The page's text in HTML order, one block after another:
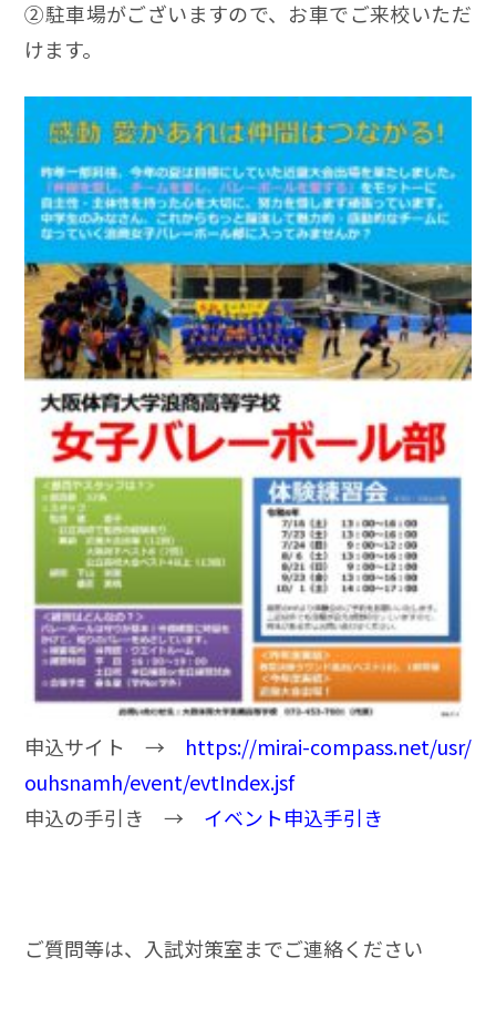
➁駐車場がございますので、お車でご来校いただ
けます。
申込サイト → https://mirai-compass.net/usr/
ouhsnamh/event/evtIndex.jsf
申込の手引き → イベント申込手引き
ご質問等は、入試対策室までご連絡ください